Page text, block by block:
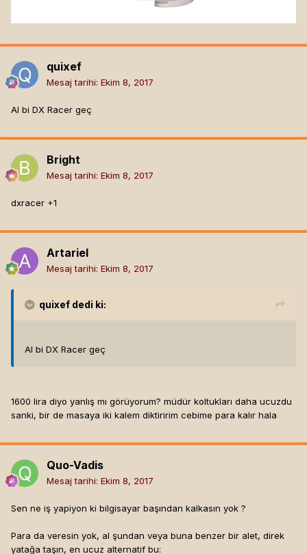
quixef
Mesaj tarihi: Ekim 8, 2017
Al bi DX Racer geç
Bright
Mesaj tarihi: Ekim 8, 2017
dxracer +1
Artariel
Mesaj tarihi: Ekim 8, 2017
quixef dedi ki:
Al bi DX Racer geç
1600 lira diyo yanlış mı görüyorum? müdür koltukları daha ucuzdu
sanki, bir de masaya iki kalem diktiririm cebime para kalır hala
Quo-Vadis
Mesaj tarihi: Ekim 8, 2017
Sen ne iş yapiyon ki bilgisayar başından kalkasın yok ?
Para da veresin yok, al şundan veya buna benzer bir alet, direk
yatağa taşın, en ucuz alternatif bu: